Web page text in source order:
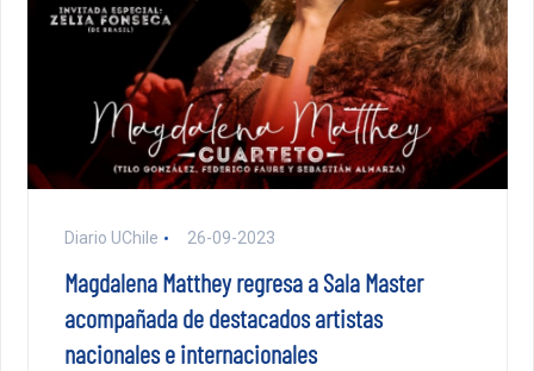
Diario UChile 26-09-2023
Magdalena Matthey regresa a Sala Master
acompañada de destacados artistas
nacionales e internacionales